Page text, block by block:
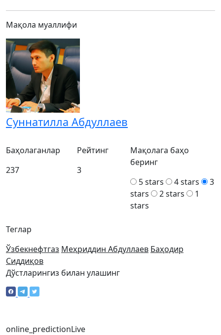
Мақола муаллифи
Суннатилла Абдуллаев
Теглар
Ўзбекнефтгаз Меҳриддин Абдуллаев Баҳодир
Сиддиқов
Баҳолаганлар
237
Рейтинг
3
Мақолага баҳо
беринг
5 stars
4 stars
3
stars
2 stars
1
stars
Дўстларингиз билан улашинг
online_predictionLive